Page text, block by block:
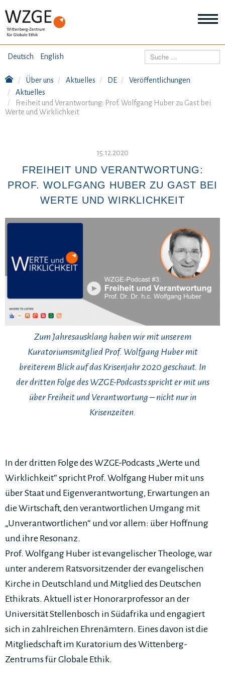
Deutsch English THEMEN
ANGEBOTE
Suchen
Über uns Aktuelles DE
Veröffentlichungen
Aktuelles
Freiheit und Verantwortung: Prof. Wolfgang Huber zu Gast bei
Werte und Wirklichkeit
15.12.2020
FREIHEIT UND VERANTWORTUNG:
PROF. WOLFGANG HUBER ZU GAST BEI
WERTE UND WIRKLICHKEIT
Zum Jahresausklang haben wir mit unserem
Kuratoriumsmitglied Prof. Wolfgang Huber mit
breiterem Blick auf das Krisenjahr 2020 geschaut. In
der dritten Folge des WZGE-Podcasts spricht er mit uns
über Freiheit und Verantwortung – nicht nur in
Krisenzeiten.
In der dritten Folge des WZGE-Podcasts „Werte und
Wirklichkeit“ spricht Prof. Wolfgang Huber mit uns
über Staat und Eigenverantwortung, Erwartungen an
die Wirtschaft, den verantwortlichen Umgang mit
„Unverantwortlichen“ und vor allem: über Hoffnung
und ihre Resonanz.
Prof. Wolfgang Huber ist evangelischer Theologe, war
unter anderem Ratsvorsitzender der evangelischen
Kirche in Deutschland und Mitglied des Deutschen
Ethikrats. Aktuell ist er Honorarprofessor an der
Universität Stellenbosch in Südafrika und engagiert
sich in zahlreichen Ehrenämtern. Eines davon ist die
Mitgliedschaft im Kuratorium des Wittenberg-
Zentrums für Globale Ethik.